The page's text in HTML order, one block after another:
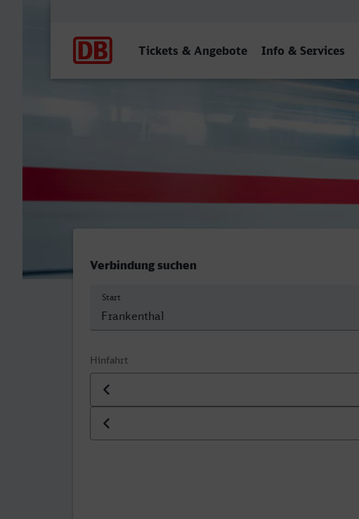
Tickets & Angebote Info & Services
Frankenthal Hbf - Bochum Hbf
Verbindung suchen
Start
Hinfahrt
Datum der Hinfahrt
Uhrzeit der Hinfahrt